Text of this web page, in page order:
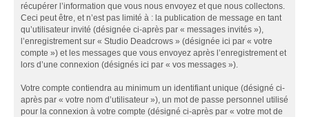
récupérer l’information que vous nous envoyez et que nous collectons.
Ceci peut être, et n’est pas limité à : la publication de message en tant
qu’utilisateur invité (désignée ci-après par « messages invités »),
l’enregistrement sur « Studio Deadcrows » (désignée ici par « votre
compte ») et les messages que vous envoyez après l’enregistrement et
lors d’une connexion (désignés ici par « vos messages »).
Votre compte contiendra au minimum un identifiant unique (désigné ci-
après par « votre nom d’utilisateur »), un mot de passe personnel utilisé
pour la connexion à votre compte (désigné ci-après par « votre mot de